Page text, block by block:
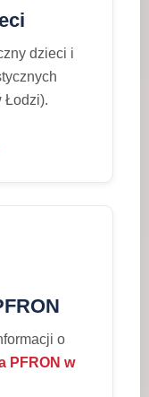
dzieci i
Łodzi).
o
PFRON w